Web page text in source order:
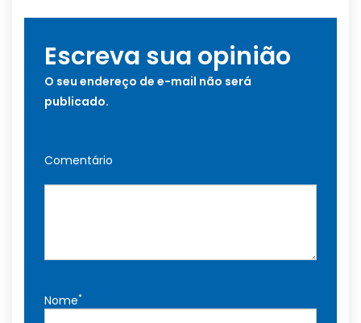
Escreva sua opinião
O seu endereço de e-mail não será
publicado.
Comentário
Nome*